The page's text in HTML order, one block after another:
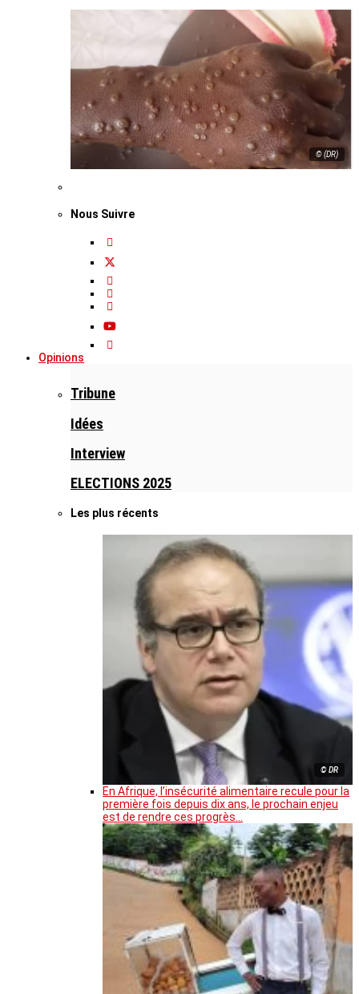
© (DR)
Nous Suivre
Opinions
Tribune
Idées
Interview
ELECTIONS 2025
Les plus récents
© DR
En Afrique, l’insécurité alimentaire recule pour la
première fois depuis dix ans, le prochain enjeu
est de rendre ces progrès…